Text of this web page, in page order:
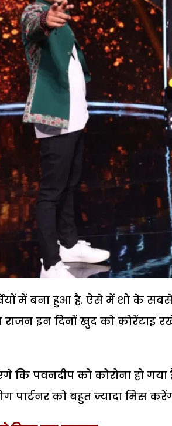
में बना हुआ है. ऐसे में शो के
राजन इन दिनों खुद को कोरेंटाइ
कि पवनदीप को कोरोना हो गया
पार्टनर को बहुत ज्यादा मिस